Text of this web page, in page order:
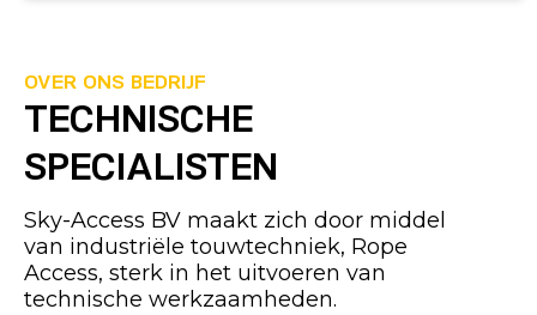
OVER ONS BEDRIJF
TECHNISCHE
SPECIALISTEN
Sky-Access BV maakt zich door middel
van industriële touwtechniek, Rope
Access, sterk in het uitvoeren van
technische werkzaamheden.